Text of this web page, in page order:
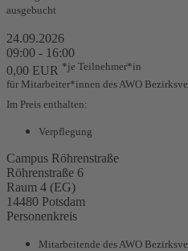
ausgebucht
24.09.2026
09:00 - 16:00
0,00 EUR *je Teilnehmer*in
für Mitarbeiter*innen des AWO
Im Preis enthalten:
Verpflegung
Campus Röhrenstraße
Röhrenstraße 6
Raum 4 (EG)
14480 Potsdam
Personenkreis
Mitarbeitende des AWO